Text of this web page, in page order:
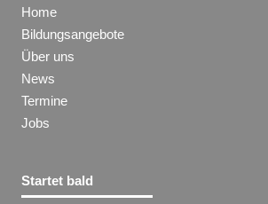
Home
Bildungsangebote
Über uns
News
Termine
Jobs
Startet bald